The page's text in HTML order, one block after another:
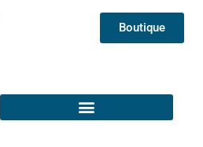
Boutique